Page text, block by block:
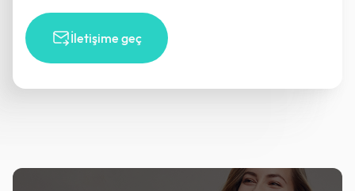
İletişime geç